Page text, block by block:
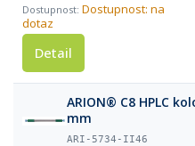
Dostupnost: na
dotaz
Detail
ARION® C8 HPLC
mm
ARI-5734-II46